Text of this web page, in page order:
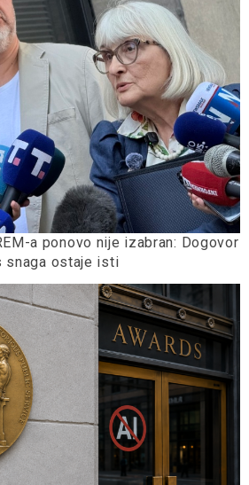
a ponovo nije izabran: Dogovor
snaga ostaje isti